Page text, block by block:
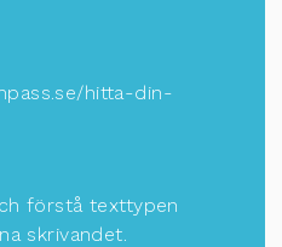
hitta-din-
förstå texttypen
skrivandet.